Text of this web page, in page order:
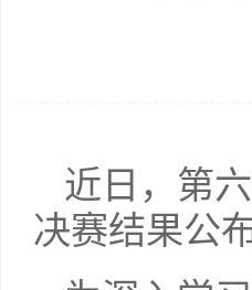
近日，第
决赛结果公